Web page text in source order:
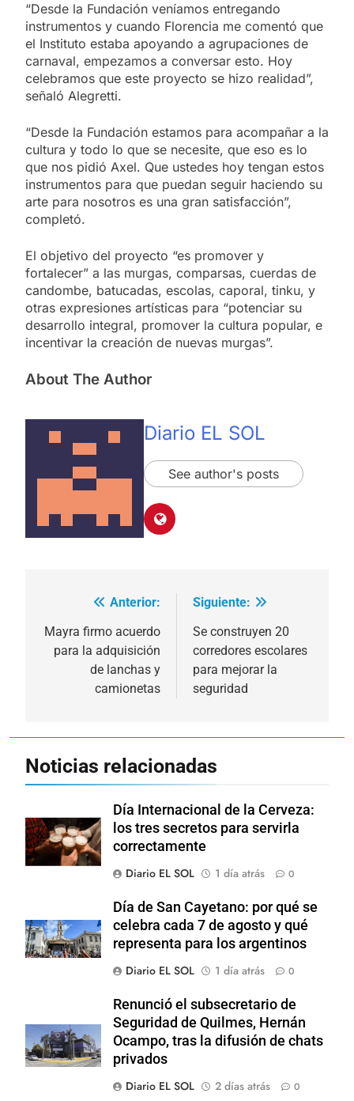
“Desde la Fundación veníamos entregando
instrumentos y cuando Florencia me comentó que
el Instituto estaba apoyando a agrupaciones de
carnaval, empezamos a conversar esto. Hoy
celebramos que este proyecto se hizo realidad”,
señaló Alegretti.
“Desde la Fundación estamos para acompañar a la
cultura y todo lo que se necesite, que eso es lo
que nos pidió Axel. Que ustedes hoy tengan estos
instrumentos para que puedan seguir haciendo su
arte para nosotros es una gran satisfacción”,
completó.
El objetivo del proyecto “es promover y
fortalecer” a las murgas, comparsas, cuerdas de
candombe, batucadas, escolas, caporal, tinku, y
otras expresiones artísticas para “potenciar su
desarrollo integral, promover la cultura popular, e
incentivar la creación de nuevas murgas”.
About The Author
Diario EL SOL
See author's posts
Navegación
de
entradas
Anterior:
Mayra firmo acuerdo
para la adquisición
de lanchas y
camionetas
Siguiente:
Se construyen 20
corredores escolares
para mejorar la
seguridad
Noticias relacionadas
Día Internacional de la Cerveza:
los tres secretos para servirla
correctamente
Diario EL SOL
1 día atrás 0
Día de San Cayetano: por qué se
celebra cada 7 de agosto y qué
representa para los argentinos
Diario EL SOL
1 día atrás 0
Renunció el subsecretario de
Seguridad de Quilmes, Hernán
Ocampo, tras la difusión de chats
privados
Diario EL SOL
2 días atrás 0